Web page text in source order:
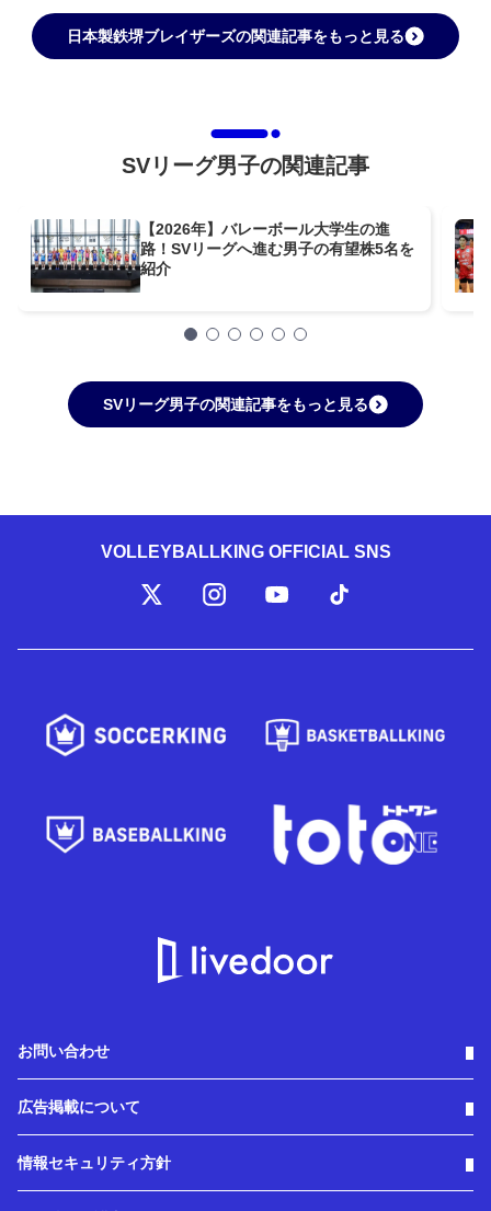
日本製鉄堺ブレイザーズの関連記事をもっと見る
SVリーグ男子の関連記事
【2026年】バレーボール大学生の進
路！SVリーグへ進む男子の有望株5名を
紹介
SVリーグ男子の関連記事をもっと見る
VOLLEYBALLKING OFFICIAL SNS
お問い合わせ
広告掲載について
情報セキュリティ方針